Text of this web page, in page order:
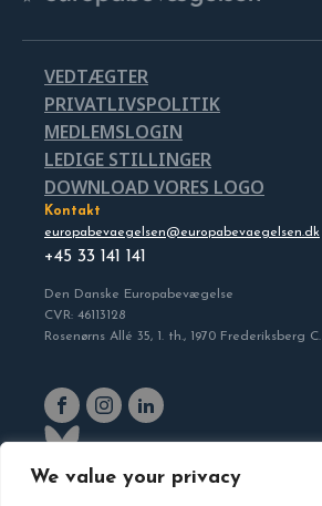
We value your privacy
VEDTÆGTER
PRIVATLIVSPOLITIK
MEDLEMSLOGIN
LEDIGE STILLINGER
DOWNLOAD VORES LOGO
Kontakt
europabevaegelsen@europabevaegelsen.dk
+45 33 141 141
Den Danske Europabevægelse
CVR: 46113128
Rosenørns Allé 35, 1. th., 1970 Frederiksberg C.